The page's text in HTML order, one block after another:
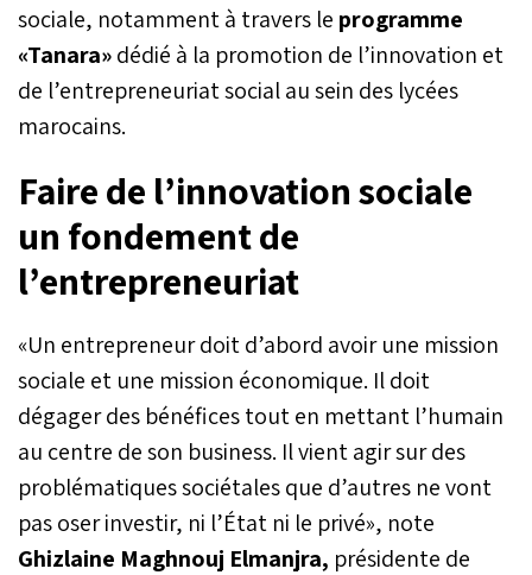
sociale, notamment à travers le programme
«Tanara»dédié à la promotion de l’innovation et
de l’entrepreneuriat social au sein des lycées
marocains.
Faire de l’innovation sociale
un fondement de
l’entrepreneuriat
«Un entrepreneur doit d’abord avoir une mission
sociale et une mission économique. Il doit
dégager des bénéfices tout en mettant l’humain
au centre de son business. Il vient agir sur des
problématiques sociétales que d’autres ne vont
pas oser investir, ni l’État ni le privé», note
Ghizlaine Maghnouj Elmanjra, présidente de